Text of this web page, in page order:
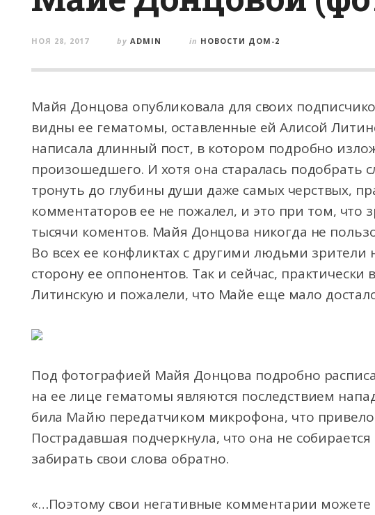
НОЯ 28, 2017 by ADMIN in НОВОСТИ ДОМ-2
Майя Донцова опубликовала для своих
видны ее гематомы, оставленные ей Алисой
написала длинный пост, в котором подробно
произошедшего. И хотя она старалась подобрать
тронуть до глубины души даже самых черствых,
комментаторов ее не пожалел, и это при том, что
тысячи коментов. Майя Донцова никогда не
Во всех ее конфликтах с другими людьми зрители
сторону ее оппонентов. Так и сейчас, практически
Литинскую и пожалели, что Майе еще мало
Под фотографией Майя Донцова подробно
на ее лице гематомы являются последствием
била Майю передатчиком микрофона, что
Пострадавшая подчеркнула, что она не
забирать свои слова обратно.
«…Поэтому свои негативные комментарии можете